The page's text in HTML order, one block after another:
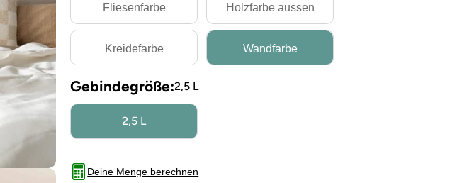
Fliesenfarbe Holzfarbe aussen
Kreidefarbe Wandfarbe
Gebindegröße:2,5 L
2,5 L
Deine Menge berechnen